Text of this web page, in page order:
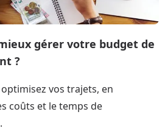
gérer votre budget de
?
vos trajets, en
coûts et le temps de